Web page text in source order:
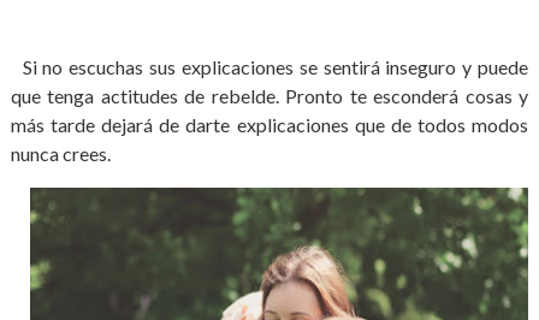
Si no escuchas sus explicaciones se sentirá inseguro y puede
que tenga actitudes de rebelde. Pronto te esconderá cosas y
más tarde dejará de darte explicaciones que de todos modos
nunca crees.